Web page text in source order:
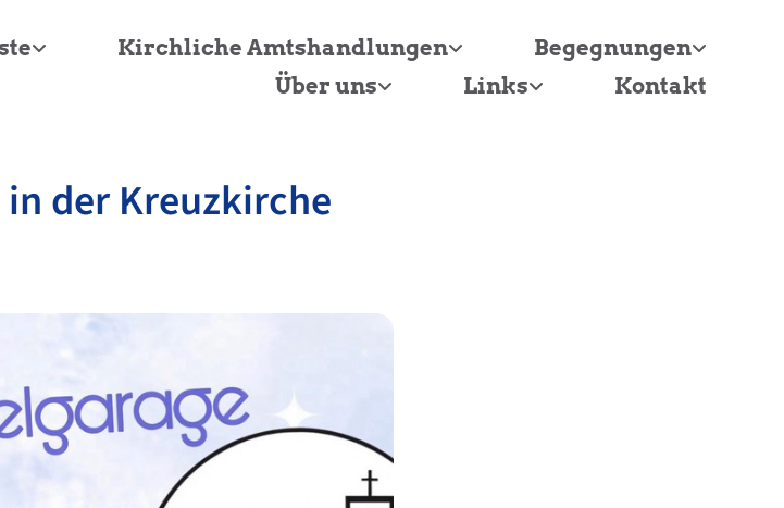
Kirchliche Amtshandlungen
Begegnungen
Über uns
Links Kontakt
der Kreuzkirche